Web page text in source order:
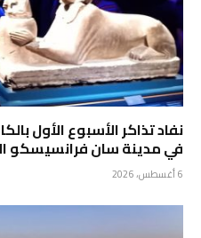
نفاد تذاكر الأسبوع الأول
في مدينة سان فرانسيسكو
6 أغسطس، 2026